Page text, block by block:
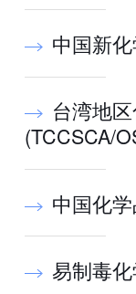
中国新
台湾地
(TCCSCA/
中国化
易制毒